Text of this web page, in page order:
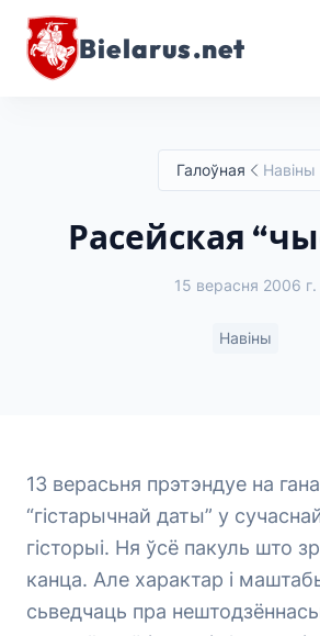
Bielarus.net
Галоўная Навіны
Расейская
15 верасня 2006 г.
Навіны
13 верасьня прэтэндуе на
“гістарычнай даты” у
гісторыі. Ня ўсё пакуль што
канца. Але характар і
сьведчаць пра